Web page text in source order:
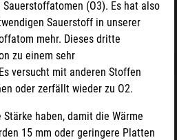
(O3). Es hat also
Sauerstoff in unserer
mehr. Dieses dritte
zu einem sehr
versucht mit anderen Stoffen
oder zerfällt wieder zu O2.
haben, damit die Wärme
15 mm oder geringere Platten